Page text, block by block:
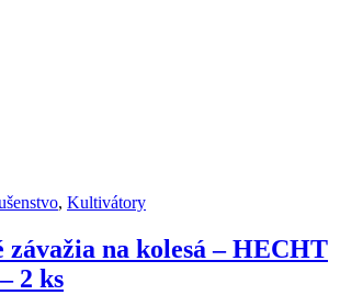
, Kultivátory
závažia na kolesá – HECHT
2 ks